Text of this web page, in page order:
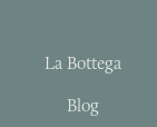
g
a
o
k
La Bottega
Blog